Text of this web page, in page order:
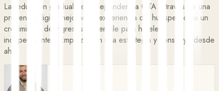
La reducción gradual de la dependencia OTA a través de una
presencia digital mejorada y experiencia del huésped crea un
crecimiento de ingresos sostenible para hoteles
independientes. Empieza con una estrategia y construye desde
ahí.